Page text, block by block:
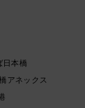
日本橋
アネックス